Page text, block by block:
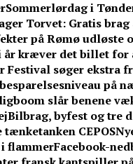
Sommerlørdag i
Torvet: Gratis
på Rømø udløste
kræver det billet
Festival søger ekstra
på
slår benene
Bilbrag, byfest og tre
CEPOS
flammerFacebook-